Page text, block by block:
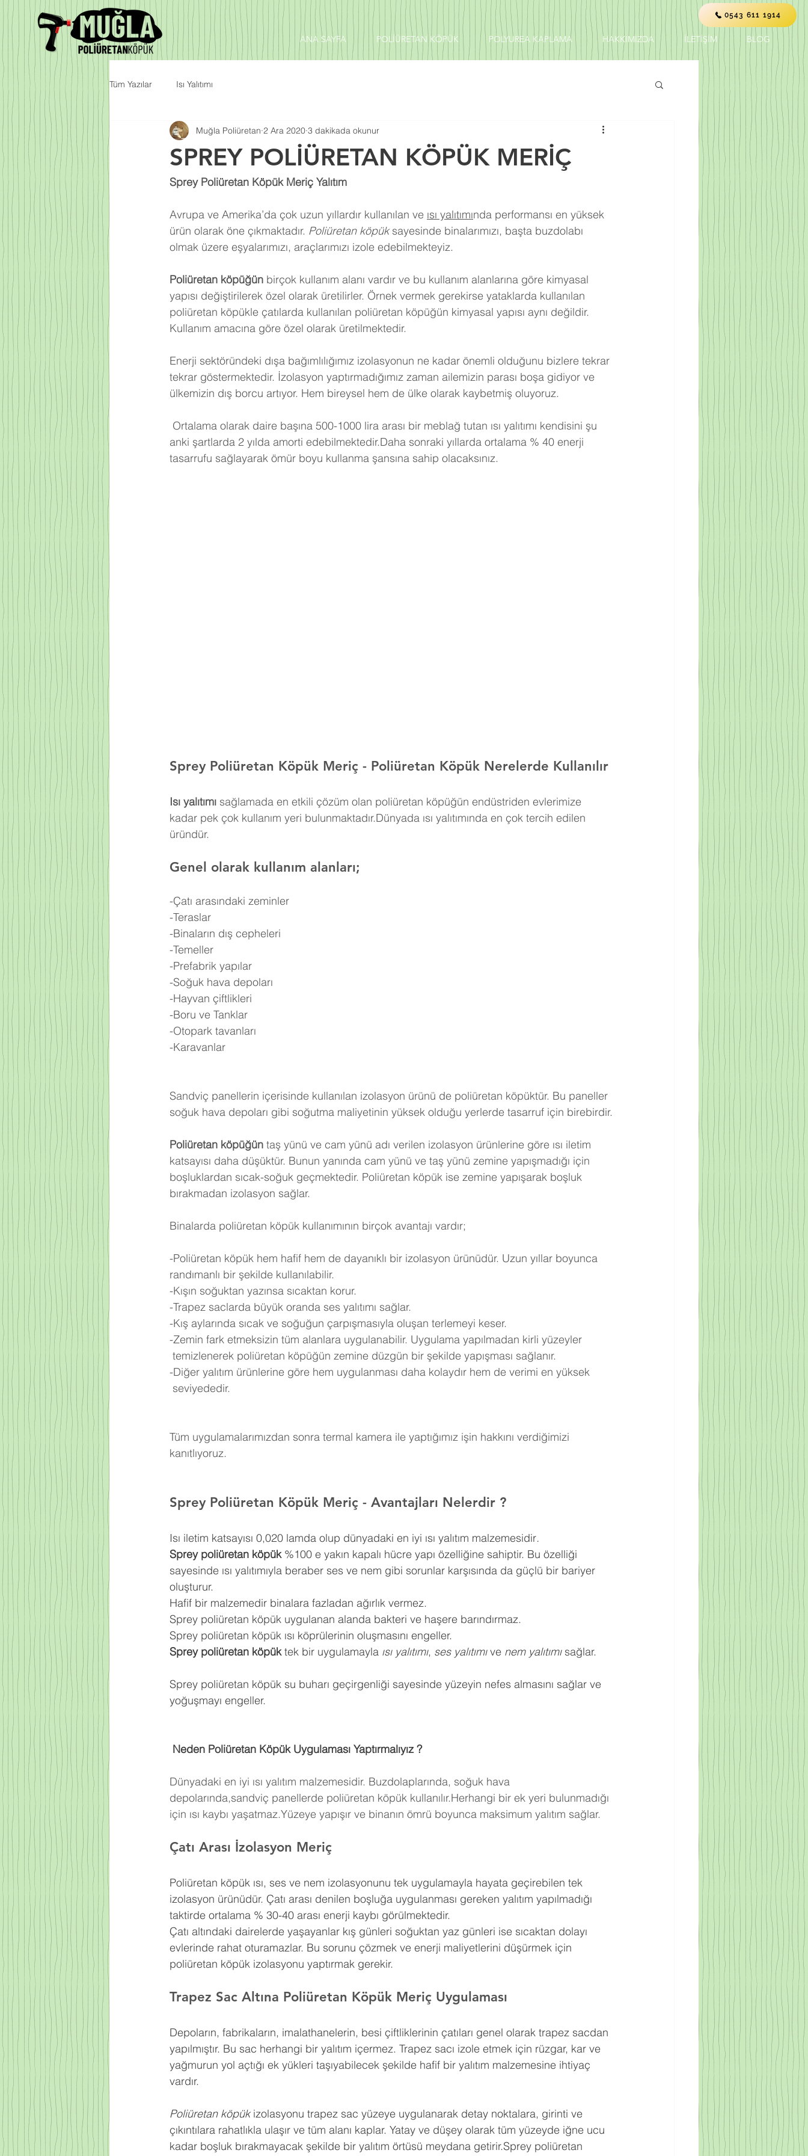
ANA SAYFA POLİÜRETAN KÖPÜK POLYUREA KAPLAMA HAKKIMIZDA İLETİŞİM BLOG
0543 611 1914
Tüm Yazılar Isı Yalıtımı
SPREY POLİÜRETAN KÖPÜK MERİÇ
Muğla Poliüretan 2 Ara 2020 3 dakikada okunur
Sprey Poliüretan Köpük Meriç Yalıtım
Avrupa ve Amerika’da çok uzun yıllardır kullanılan ve ısı yalıtımında performansı en yüksek
ürün olarak öne çıkmaktadır. Poliüretan köpük sayesinde binalarımızı, başta buzdolabı
olmak üzere eşyalarımızı, araçlarımızı izole edebilmekteyiz.
Poliüretan köpüğün birçok kullanım alanı vardır ve bu kullanım alanlarına göre kimyasal
yapısı değiştirilerek özel olarak üretilirler. Örnek vermek gerekirse yataklarda kullanılan
poliüretan köpükle çatılarda kullanılan poliüretan köpüğün kimyasal yapısı aynı değildir.
Kullanım amacına göre özel olarak üretilmektedir.
Enerji sektöründeki dışa bağımlılığımız izolasyonun ne kadar önemli olduğunu bizlere tekrar
tekrar göstermektedir. İzolasyon yaptırmadığımız zaman ailemizin parası boşa gidiyor ve
ülkemizin dış borcu artıyor. Hem bireysel hem de ülke olarak kaybetmiş oluyoruz.
Ortalama olarak daire başına 500-1000 lira arası bir meblağ tutan ısı yalıtımı kendisini şu
anki şartlarda 2 yılda amorti edebilmektedir.Daha sonraki yıllarda ortalama % 40 enerji
tasarrufu sağlayarak ömür boyu kullanma şansına sahip olacaksınız.
Sprey Poliüretan Köpük Meriç - Poliüretan Köpük Nerelerde Kullanılır
Isı yalıtımı sağlamada en etkili çözüm olan poliüretan köpüğün endüstriden evlerimize
kadar pek çok kullanım yeri bulunmaktadır.Dünyada ısı yalıtımında en çok tercih edilen
üründür.
Genel olarak kullanım alanları;
-Çatı arasındaki zeminler
-Teraslar
-Binaların dış cepheleri
-Temeller
-Prefabrik yapılar
-Soğuk hava depoları
-Hayvan çiftlikleri
-Boru ve Tanklar
-Otopark tavanları
-Karavanlar
Sandviç panellerin içerisinde kullanılan izolasyon ürünü de poliüretan köpüktür. Bu paneller
soğuk hava depoları gibi soğutma maliyetinin yüksek olduğu yerlerde tasarruf için birebirdir.
Poliüretan köpüğün taş yünü ve cam yünü adı verilen izolasyon ürünlerine göre ısı iletim
katsayısı daha düşüktür. Bunun yanında cam yünü ve taş yünü zemine yapışmadığı için
boşluklardan sıcak-soğuk geçmektedir. Poliüretan köpük ise zemine yapışarak boşluk
bırakmadan izolasyon sağlar.
Binalarda poliüretan köpük kullanımının birçok avantajı vardır;
-Poliüretan köpük hem hafif hem de dayanıklı bir izolasyon ürünüdür. Uzun yıllar boyunca
randımanlı bir şekilde kullanılabilir.
-Kışın soğuktan yazınsa sıcaktan korur.
-Trapez saclarda büyük oranda ses yalıtımı sağlar.
-Kış aylarında sıcak ve soğuğun çarpışmasıyla oluşan terlemeyi keser.
-Zemin fark etmeksizin tüm alanlara uygulanabilir. Uygulama yapılmadan kirli yüzeyler
temizlenerek poliüretan köpüğün zemine düzgün bir şekilde yapışması sağlanır.
-Diğer yalıtım ürünlerine göre hem uygulanması daha kolaydır hem de verimi en yüksek
seviyededir.
Tüm uygulamalarımızdan sonra termal kamera ile yaptığımız işin hakkını verdiğimizi
kanıtlıyoruz.
Sprey Poliüretan Köpük Meriç - Avantajları Nelerdir ?
Isı iletim katsayısı 0,020 lamda olup dünyadaki en iyi ısı yalıtım malzemesidir.
Sprey poliüretan köpük %100 e yakın kapalı hücre yapı özelliğine sahiptir. Bu özelliği
sayesinde ısı yalıtımıyla beraber ses ve nem gibi sorunlar karşısında da güçlü bir bariyer
oluşturur.
Hafif bir malzemedir binalara fazladan ağırlık vermez.
Sprey poliüretan köpük uygulanan alanda bakteri ve haşere barındırmaz.
Sprey poliüretan köpük ısı köprülerinin oluşmasını engeller.
Sprey poliüretan köpük tek bir uygulamayla ısı yalıtımı, ses yalıtımı ve nem yalıtımı sağlar.
Sprey poliüretan köpük su buharı geçirgenliği sayesinde yüzeyin nefes almasını sağlar ve
yoğuşmayı engeller.
Neden Poliüretan Köpük Uygulaması Yaptırmalıyız ?
Dünyadaki en iyi ısı yalıtım malzemesidir. Buzdolaplarında, soğuk hava
depolarında,sandviç panellerde poliüretan köpük kullanılır.Herhangi bir ek yeri bulunmadığı
için ısı kaybı yaşatmaz.Yüzeye yapışır ve binanın ömrü boyunca maksimum yalıtım sağlar.
Çatı Arası İzolasyon Meriç
Poliüretan köpük ısı, ses ve nem izolasyonunu tek uygulamayla hayata geçirebilen tek
izolasyon ürünüdür. Çatı arası denilen boşluğa uygulanması gereken yalıtım yapılmadığı
taktirde ortalama % 30-40 arası enerji kaybı görülmektedir.
Çatı altındaki dairelerde yaşayanlar kış günleri soğuktan yaz günleri ise sıcaktan dolayı
evlerinde rahat oturamazlar. Bu sorunu çözmek ve enerji maliyetlerini düşürmek için
poliüretan köpük izolasyonu yaptırmak gerekir.
Trapez Sac Altına Poliüretan Köpük Meriç Uygulaması
Depoların, fabrikaların, imalathanelerin, besi çiftliklerinin çatıları genel olarak trapez sacdan
yapılmıştır. Bu sac herhangi bir yalıtım içermez. Trapez sacı izole etmek için rüzgar, kar ve
yağmurun yol açtığı ek yükleri taşıyabilecek şekilde hafif bir yalıtım malzemesine ihtiyaç
vardır.
Poliüretan köpük izolasyonu trapez sac yüzeye uygulanarak detay noktalara, girinti ve
çıkıntılara rahatlıkla ulaşır ve tüm alanı kaplar. Yatay ve düşey olarak tüm yüzeyde iğne ucu
kadar boşluk bırakmayacak şekilde bir yalıtım örtüsü meydana getirir.Sprey poliüretan